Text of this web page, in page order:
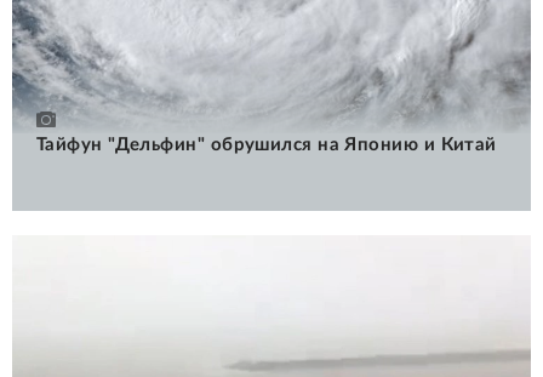
Тайфун "Дельфин" обрушился на Японию и Китай